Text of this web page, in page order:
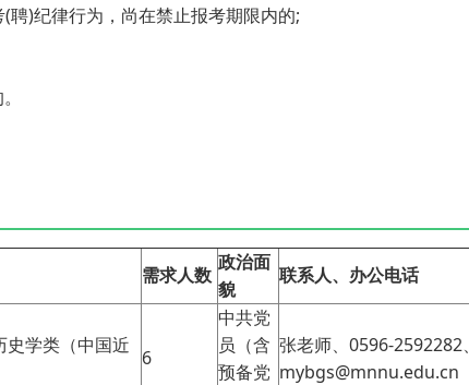
)纪律行为，尚在禁止报考期限内的;
需求人数
政治面
貌
联系人、办公电话
史学类（中国近
6
中共党
员（含
预备党
张老师、0596-2592282、
mybgs@mnnu.edu.cn